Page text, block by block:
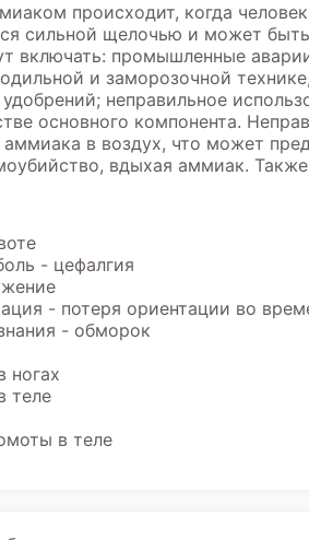
происходит, когда
сильной щелочью и может
включать: промышленные
и заморозочной
удобрений; неправильное
основного компонента.
в воздух, что может
вдыхая аммиак.
- цефалгия
- потеря ориентации во
- обморок
ногах
теле
в теле